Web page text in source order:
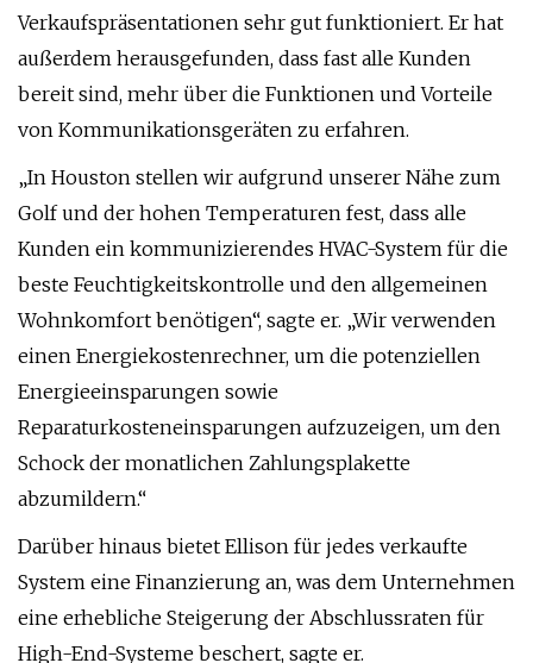
Verkaufspräsentationen sehr gut funktioniert. Er hat
außerdem herausgefunden, dass fast alle Kunden
bereit sind, mehr über die Funktionen und Vorteile
von Kommunikationsgeräten zu erfahren.
„In Houston stellen wir aufgrund unserer Nähe zum
Golf und der hohen Temperaturen fest, dass alle
Kunden ein kommunizierendes HVAC-System für die
beste Feuchtigkeitskontrolle und den allgemeinen
Wohnkomfort benötigen“, sagte er. „Wir verwenden
einen Energiekostenrechner, um die potenziellen
Energieeinsparungen sowie
Reparaturkosteneinsparungen aufzuzeigen, um den
Schock der monatlichen Zahlungsplakette
abzumildern.“
Darüber hinaus bietet Ellison für jedes verkaufte
System eine Finanzierung an, was dem Unternehmen
eine erhebliche Steigerung der Abschlussraten für
High-End-Systeme beschert, sagte er.